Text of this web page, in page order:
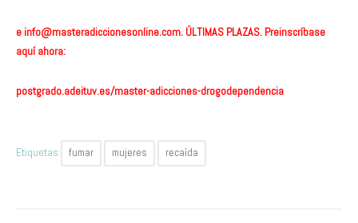
e info@masteradiccionesonline.com. ÚLTIMAS PLAZAS. Preinscríbase
aquí ahora:
postgrado.adeituv.es/master-adicciones-drogodependencia
Etiquetas: fumar mujeres recaída